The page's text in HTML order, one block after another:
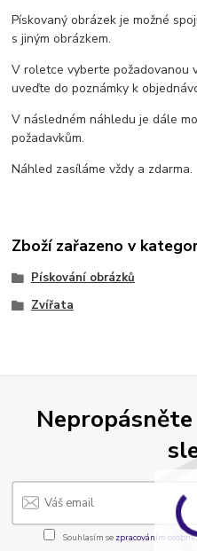
Pískovaný obrázek je možné
s jiným obrázkem.
V roletce vyberte požadovanou
uveďte do poznámky k
V následném náhledu je dále
požadavkům.
Náhled zasíláme vždy a zdarma.
Zboží zařazeno v
Pískování obrázků
Zvířata
Souhlasím se zpracováním